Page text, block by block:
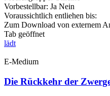
Vorbestellbar: Ja Nein
Voraussichtlich entliehen bis:
Zum Download von externem
Tab geöffnet
lädt
E-Medium
Die Rückkehr der